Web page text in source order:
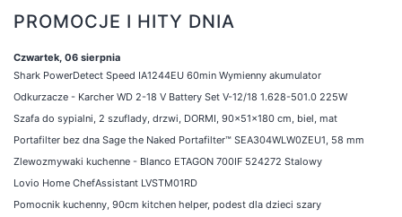
PROMOCJE I HITY DNIA
Czwartek, 06 sierpnia
Shark PowerDetect Speed IA1244EU 60min Wymienny akumulator
Odkurzacze - Karcher WD 2-18 V Battery Set V-12/18 1.628-501.0 225W
Szafa do sypialni, 2 szuflady, drzwi, DORMI, 90x51x180 cm, biel, mat
Portafilter bez dna Sage the Naked Portafilter™ SEA304WLW0ZEU1, 58 mm
Zlewozmywaki kuchenne - Blanco ETAGON 700IF 524272 Stalowy
Lovio Home ChefAssistant LVSTM01RD
Pomocnik kuchenny, 90cm kitchen helper, podest dla dzieci szary